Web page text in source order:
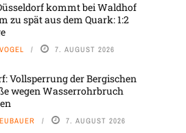
kommt bei Waldhof
zu spät aus dem Quark: 1:2
7. AUGUST 2026
Vollsperrung der Bergischen
wegen Wasserrohrbruch
7. AUGUST 2026